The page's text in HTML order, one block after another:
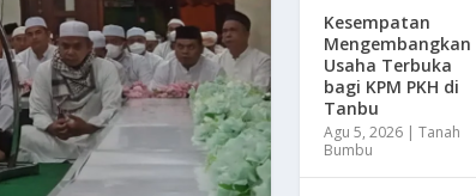
Kesempatan
Mengembangkan
Usaha Terbuka
bagi KPM PKH di
Tanbu
Agu 5, 2026| Tanah
Bumbu